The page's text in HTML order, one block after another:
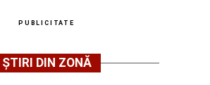
PUBLICITATE
ȘTIRI DIN ZONĂ